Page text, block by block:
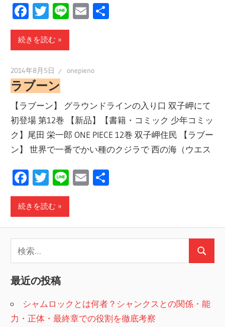
Facebook
Twitter
LineEmail
続きを読む
2014年8月5日 onepieno
ラブーン
【ラブーン】 グラウンドラインの入り口 双子岬にて
初登場 第12巻 【新品】【書籍・コミック 少年コミッ
ク】尾田 栄一郎 ONE PIECE 12巻 双子岬住民 【ラブー
ン】 世界で一番でかい種のクジラで 西の海（ウエス
Facebook
Twitter
LineEmail
続きを読む
索:
検
最近の投稿
シャムロックとは何者？シャンクスとの関係・能
力・正体・最終章での役割を徹底考察